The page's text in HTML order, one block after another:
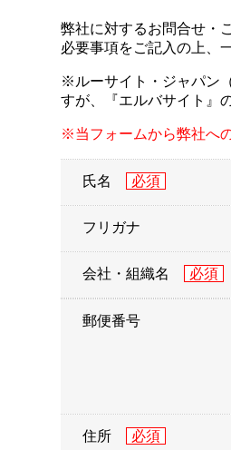
弊社に対するお問合せ・
必要事項をご記入の上、
※ルーサイト・ジャパン
すが、『エルバサイト』
※当フォームから弊社へ
氏名
フリガナ
会社・組織名
郵便番号
住所